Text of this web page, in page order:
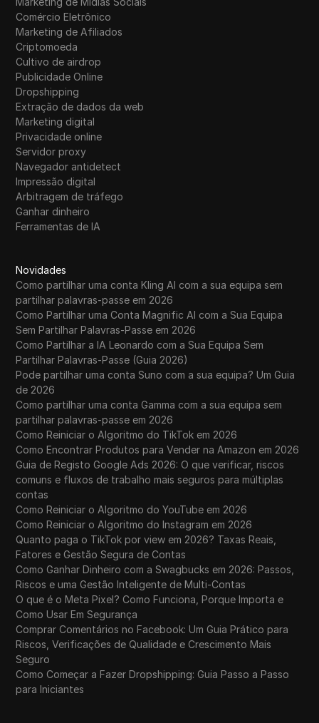
Comércio Eletrônico
Marketing de Afiliados
Criptomoeda
Cultivo de airdrop
Publicidade Online
Dropshipping
Extração de dados da web
Marketing digital
Privacidade online
Servidor proxy
Navegador antidetect
Impressão digital
Arbitragem de tráfego
Ganhar dinheiro
Ferramentas de IA
Novidades
Como partilhar uma conta Kling AI com a sua equipa sem
partilhar palavras-passe em 2026
Como Partilhar uma Conta Magnific AI com a Sua Equipa
Sem Partilhar Palavras-Passe em 2026
Como Partilhar a IA Leonardo com a Sua Equipa Sem
Partilhar Palavras-Passe (Guia 2026)
Pode partilhar uma conta Suno com a sua equipa? Um Guia
de 2026
Como partilhar uma conta Gamma com a sua equipa sem
partilhar palavras-passe em 2026
Como Reiniciar o Algoritmo do TikTok em 2026
Como Encontrar Produtos para Vender na Amazon em 2026
Guia de Registo Google Ads 2026: O que verificar, riscos
comuns e fluxos de trabalho mais seguros para múltiplas
contas
Como Reiniciar o Algoritmo do YouTube em 2026
Como Reiniciar o Algoritmo do Instagram em 2026
Quanto paga o TikTok por view em 2026? Taxas Reais,
Fatores e Gestão Segura de Contas
Como Ganhar Dinheiro com a Swagbucks em 2026: Passos,
Riscos e uma Gestão Inteligente de Multi-Contas
O que é o Meta Pixel? Como Funciona, Porque Importa e
Como Usar Em Segurança
Comprar Comentários no Facebook: Um Guia Prático para
Riscos, Verificações de Qualidade e Crescimento Mais
Seguro
Como Começar a Fazer Dropshipping: Guia Passo a Passo
para Iniciantes